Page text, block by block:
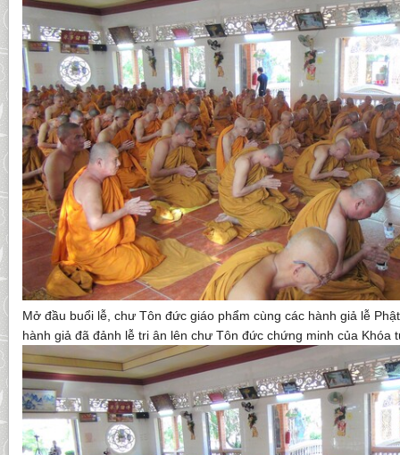
Mở đầu buổi lễ, chư Tôn đức giáo phẩm cùng các hành giả lễ
hành giả đã đảnh lễ tri ân lên chư Tôn đức chứng minh của Khóa